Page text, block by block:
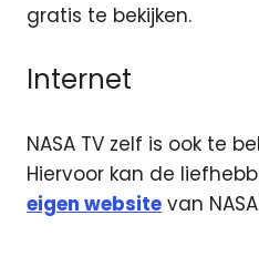
gratis te bekijken.
Internet
NASA TV zelf is ook te
Hiervoor kan de
eigen website van